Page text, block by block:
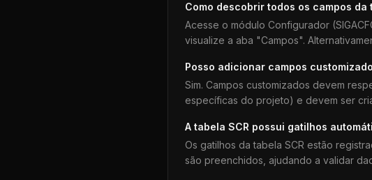
Como descobrir todos os campos da
Acesse o módulo Configurador
visualize a aba "Campos".
Posso adicionar campos
Sim. Campos customizados devem
específicas do projeto) e devem ser
A tabela SCR possui gatilhos
Os gatilhos da tabela SCR estão
são preenchidos, ajudando a validar